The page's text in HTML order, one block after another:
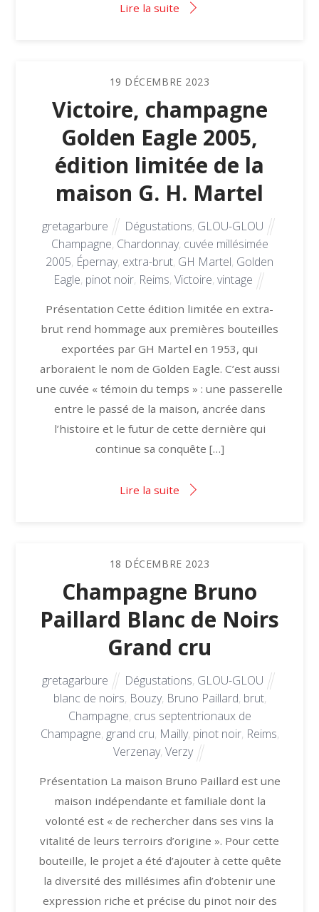
Lire la suite
19 DÉCEMBRE 2023
Victoire, champagne
Golden Eagle 2005,
édition limitée de la
maison G. H. Martel
gretagarbure Dégustations, GLOU-GLOU
Champagne, Chardonnay, cuvée millésimée
2005, Épernay, extra-brut, GH Martel, Golden
Eagle, pinot noir, Reims, Victoire, vintage
Présentation Cette édition limitée en extra-
brut rend hommage aux premières bouteilles
exportées par GH Martel en 1953, qui
arboraient le nom de Golden Eagle. C’est aussi
une cuvée « témoin du temps » : une passerelle
entre le passé de la maison, ancrée dans
l’histoire et le futur de cette dernière qui
continue sa conquête […]
Lire la suite
18 DÉCEMBRE 2023
Champagne Bruno
Paillard Blanc de Noirs
Grand cru
gretagarbure Dégustations, GLOU-GLOU
blanc de noirs, Bouzy, Bruno Paillard, brut,
Champagne, crus septentrionaux de
Champagne, grand cru, Mailly, pinot noir, Reims,
Verzenay, Verzy
Présentation La maison Bruno Paillard est une
maison indépendante et familiale dont la
volonté est « de rechercher dans ses vins la
vitalité de leurs terroirs d’origine ». Pour cette
bouteille, le projet a été d’ajouter à cette quête
la diversité des millésimes afin d’obtenir une
expression riche et précise du pinot noir des